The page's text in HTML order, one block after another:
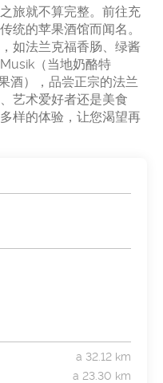
旅就不算完整。前往充
统的苹果酒馆而闻名。
如法兰克福香肠、绿酱
（当地奶酪特
酒），品尝正宗的法兰
艺术爱好者还是美食
样的体验，让您渴望再
a 32.12 km
a 23.30 km